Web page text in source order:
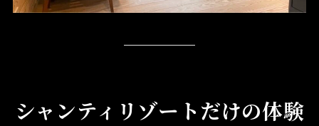
シャンティリゾートだけの体験